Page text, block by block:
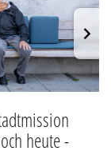
heute -